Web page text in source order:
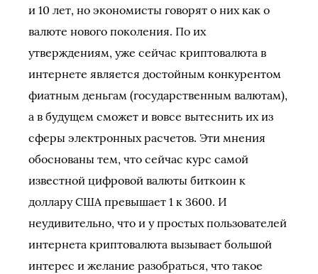
и 10 лет, но экономисты говорят о них как о
валюте нового поколения. По их
утверждениям, уже сейчас криптовалюта в
интернете является достойным конкурентом
фиатным деньгам (государственным валютам),
а в будущем сможет и вовсе вытеснить их из
сферы электронных расчетов. Эти мнения
обоснованы тем, что сейчас курс самой
известной цифровой валюты биткоин к
доллару США превышает 1 к 3600. И
неудивительно, что и у простых пользователей
интернета криптовалюта вызывает большой
интерес и желание разобраться, что такое